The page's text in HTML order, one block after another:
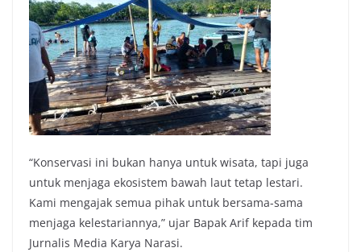
“Konservasi ini bukan hanya untuk wisata, tapi juga
untuk menjaga ekosistem bawah laut tetap lestari.
Kami mengajak semua pihak untuk bersama-sama
menjaga kelestariannya,” ujar Bapak Arif kepada tim
Jurnalis Media Karya Narasi.